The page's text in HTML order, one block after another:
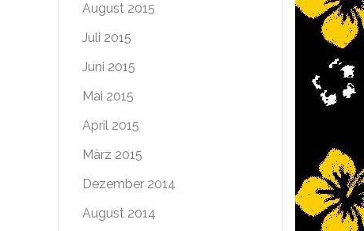
August 2015
Juli 2015
Juni 2015
Mai 2015
April 2015
März 2015
Dezember 2014
August 2014